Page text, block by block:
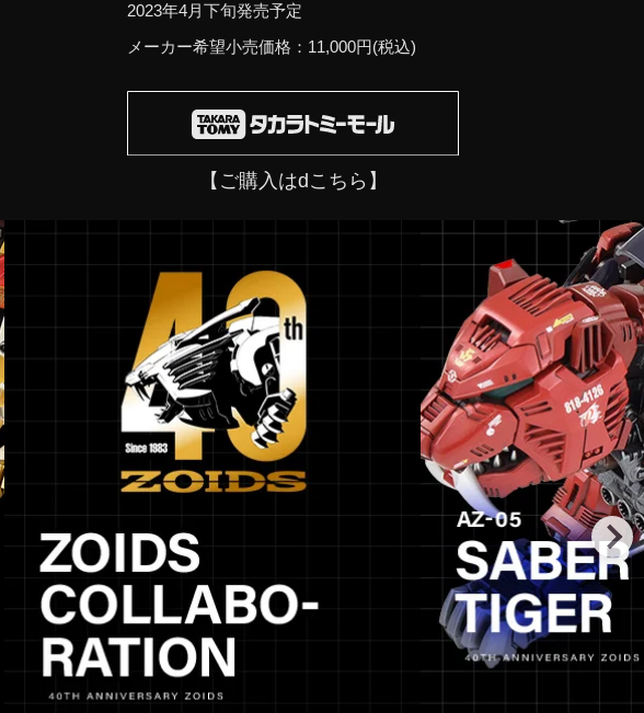
2023年4月下旬発売予定
メーカー希望小売価格：11,000円(税込)
【ご購入はdこちら】